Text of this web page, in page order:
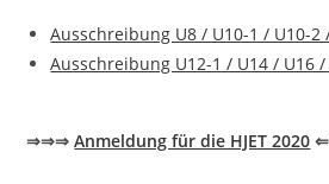
Ausschreibung U8 / U10-1 / U10-2
Ausschreibung U12-1 / U14 / U16 /
⇒⇒⇒Anmeldung für die HJET 2020